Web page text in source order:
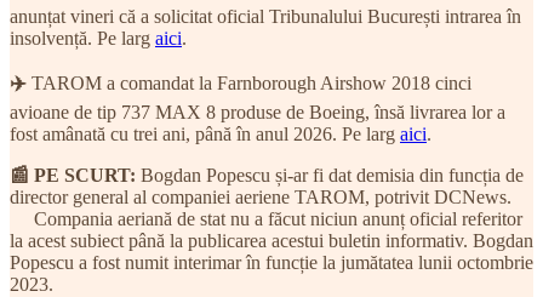
anunțat vineri că a solicitat oficial Tribunalului București intrarea în
insolvență. Pe larg aici.
✈️ TAROM a comandat la Farnborough Airshow 2018 cinci
avioane de tip 737 MAX 8 produse de Boeing, însă livrarea lor a
fost amânată cu trei ani, până în anul 2026. Pe larg aici.
📰 PE SCURT: Bogdan Popescu și-ar fi dat demisia din funcția de
director general al companiei aeriene TAROM, potrivit DCNews.
Compania aeriană de stat nu a făcut niciun anunț oficial referitor
la acest subiect până la publicarea acestui buletin informativ. Bogdan
Popescu a fost numit interimar în funcție la jumătatea lunii octombrie
2023.